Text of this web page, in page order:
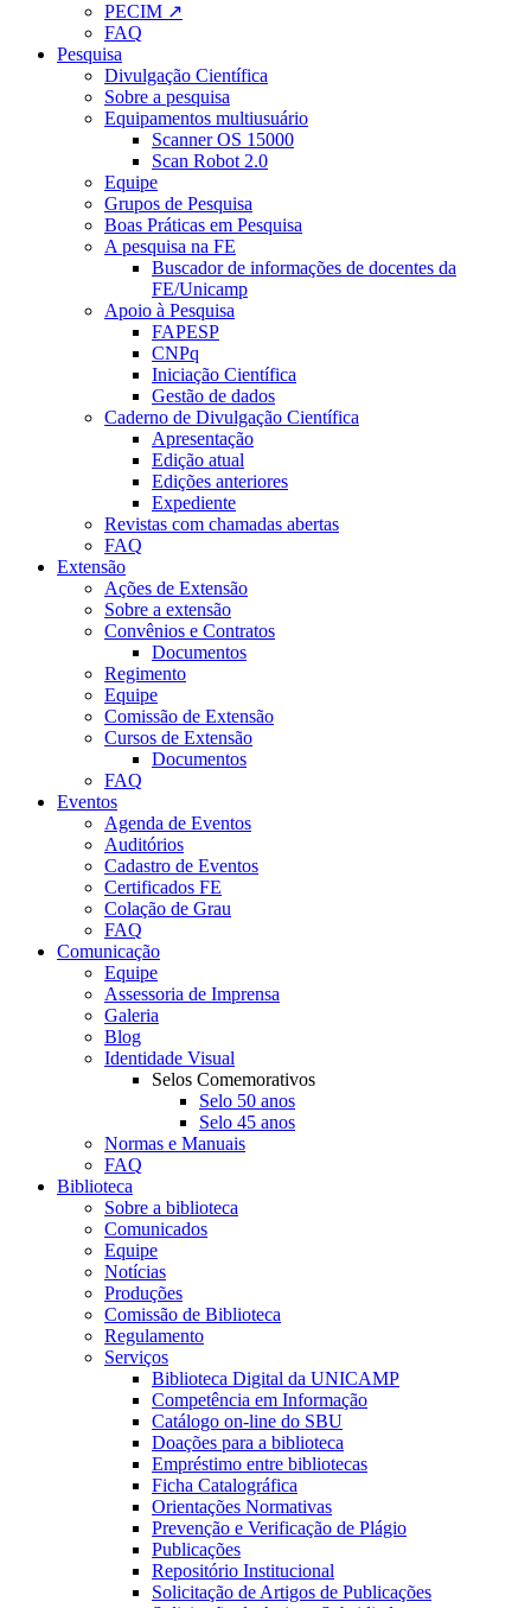
PECIM ↗
FAQ
Pesquisa
Divulgação Científica
Sobre a pesquisa
Equipamentos multiusuário
Scanner OS 15000
Scan Robot 2.0
Equipe
Grupos de Pesquisa
Boas Práticas em Pesquisa
A pesquisa na FE
Buscador de informações de docentes da
FE/Unicamp
Apoio à Pesquisa
FAPESP
CNPq
Iniciação Científica
Gestão de dados
Caderno de Divulgação Científica
Apresentação
Edição atual
Edições anteriores
Expediente
Revistas com chamadas abertas
FAQ
Extensão
Ações de Extensão
Sobre a extensão
Convênios e Contratos
Documentos
Regimento
Equipe
Comissão de Extensão
Cursos de Extensão
Documentos
FAQ
Eventos
Agenda de Eventos
Auditórios
Cadastro de Eventos
Certificados FE
Colação de Grau
FAQ
Comunicação
Equipe
Assessoria de Imprensa
Galeria
Blog
Identidade Visual
Selos Comemorativos
Selo 50 anos
Selo 45 anos
Normas e Manuais
FAQ
Biblioteca
Sobre a biblioteca
Comunicados
Equipe
Notícias
Produções
Comissão de Biblioteca
Regulamento
Serviços
Biblioteca Digital da UNICAMP
Competência em Informação
Catálogo on-line do SBU
Doações para a biblioteca
Empréstimo entre bibliotecas
Ficha Catalográfica
Orientações Normativas
Prevenção e Verificação de Plágio
Publicações
Repositório Institucional
Solicitação de Artigos de Publicações